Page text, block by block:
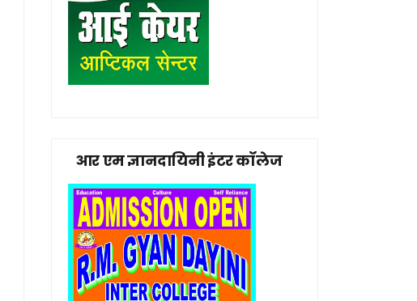
आर एम ज्ञानदायिनी इंटर कॉलेज